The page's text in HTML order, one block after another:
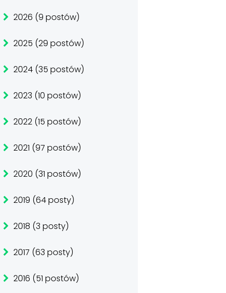
2026 (9 postów)
2025 (29 postów)
2024 (35 postów)
2023 (10 postów)
2022 (15 postów)
2021 (97 postów)
2020 (31 postów)
2019 (64 posty)
2018 (3 posty)
2017 (63 posty)
2016 (51 postów)